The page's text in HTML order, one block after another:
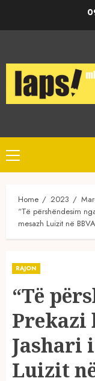
Primary
Menu
Home 2023
“Të përshëndesim
mesazh Luizit në BBVA
RAJON
“Të
Prekazi
Jashari
Luizit